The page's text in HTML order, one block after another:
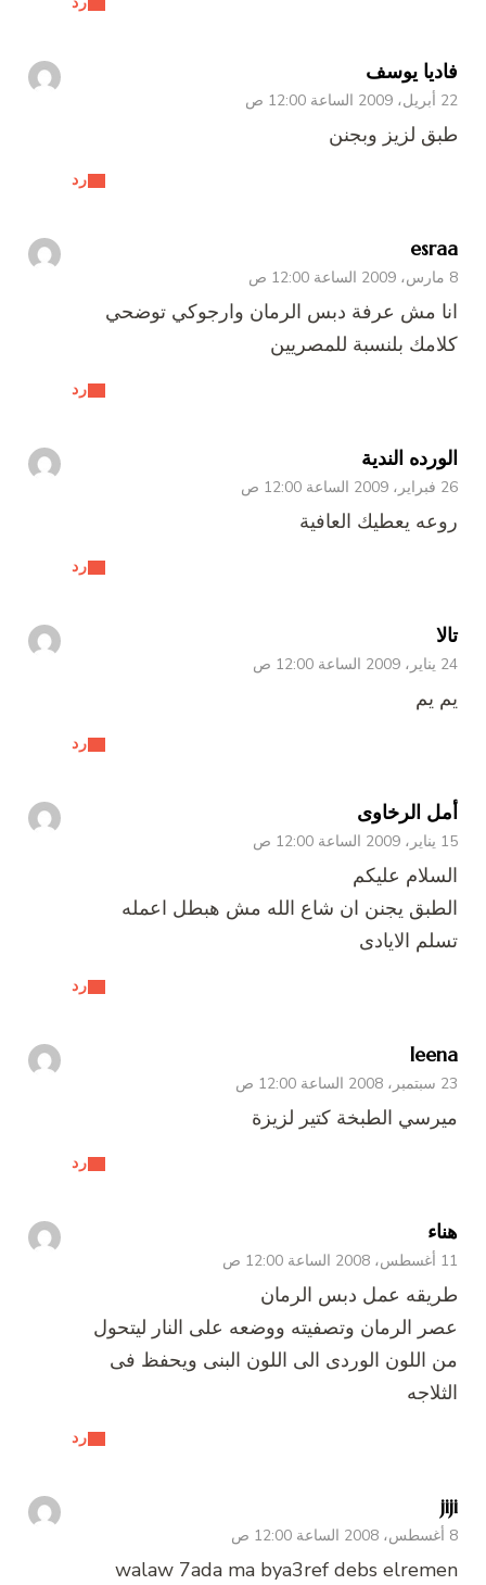
فاديا يوسف
22 أبريل، 2009 الساعة 12:00 ص
رد
طبق لزيز وبجنن
esraa
8 مارس، 2009 الساعة 12:00 ص
رد
انا مش عرفة دبس الرمان وارجوكي توضحي
كلامك بلنسبة للمصريين
الورده الندية
26 فبراير، 2009 الساعة 12:00 ص
رد
روعه يعطيك العافية
تالا
24 يناير، 2009 الساعة 12:00 ص
رد
يم يم
أمل الرخاوى
15 يناير، 2009 الساعة 12:00 ص
رد
السلام عليكم
الطبق يجنن ان شاع الله مش هبطل اعمله
تسلم الايادى
leena
23 سبتمبر، 2008 الساعة 12:00 ص
رد
ميرسي الطبخة كتير لزيزة
هناء
11 أغسطس، 2008 الساعة 12:00 ص
رد
طريقه عمل دبس الرمان
عصر الرمان وتصفيته ووضعه على النار ليتحول
من اللون الوردى الى اللون البنى ويحفظ فى
الثلاجه
jiji
8 أغسطس، 2008 الساعة 12:00 ص
walaw 7ada ma bya3ref debs elremen